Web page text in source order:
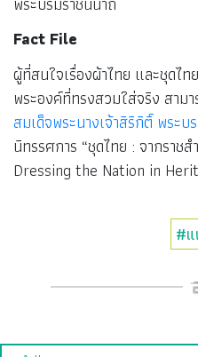
Fact File
ผู้ที่สนใจเรื่องผ้าไทย และชุดไ
พระองค์ที่ทรงสวมใส่จริง สาม
สมเด็จพระนางเจ้าสิริกิติ์ พระบ
นิทรรศการ “ชุดไทย : จากราช
Dressing the Nation in
#